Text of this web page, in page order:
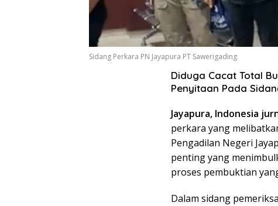
Sidang Perkara PN Jayapura PT Sawerigading
Diduga Cacat Total
Penyitaan Pada
Jayapura, Indonesia
perkara yang
Pengadilan Negeri
penting yang
proses pembuktian
Dalam sidang